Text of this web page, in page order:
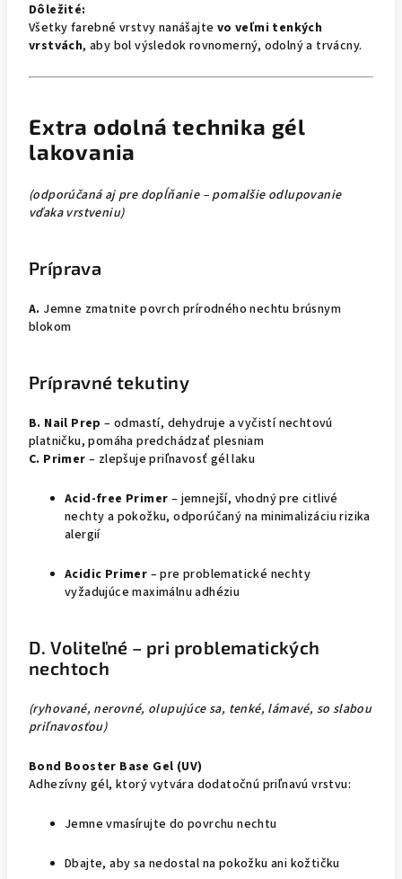
Dôležité:
Všetky farebné vrstvy nanášajte vo veľmi tenkých
vrstvách, aby bol výsledok rovnomerný, odolný a trvácny.
Extra odolná technika gél
lakovania
(odporúčaná aj pre dopĺňanie – pomalšie odlupovanie
vďaka vrstveniu)
Príprava
A. Jemne zmatnite povrch prírodného nechtu brúsnym
blokom
Prípravné tekutiny
B. Nail Prep – odmastí, dehydruje a vyčistí nechtovú
platničku, pomáha predchádzať plesniam
C. Primer – zlepšuje priľnavosť gél laku
Acid-free Primer – jemnejší, vhodný pre citlivé
nechty a pokožku, odporúčaný na minimalizáciu rizika
alergií
Acidic Primer – pre problematické nechty
vyžadujúce maximálnu adhéziu
D. Voliteľné – pri problematických
nechtoch
(ryhované, nerovné, olupujúce sa, tenké, lámavé, so slabou
priľnavosťou)
Bond Booster Base Gel (UV)
Adhezívny gél, ktorý vytvára dodatočnú priľnavú vrstvu:
Jemne vmasírujte do povrchu nechtu
Dbajte, aby sa nedostal na pokožku ani kožtičku